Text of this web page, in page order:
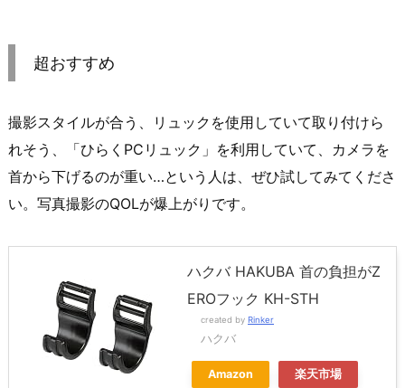
超おすすめ
撮影スタイルが合う、リュックを使用していて取り付けら
れそう、「ひらくPCリュック」を利用していて、カメラを
首から下げるのが重い…という人は、ぜひ試してみてくださ
い。写真撮影のQOLが爆上がりです。
ハクバ HAKUBA 首の負担がZ
EROフック KH-STH
created by Rinker
ハクバ
Amazon 楽天市場